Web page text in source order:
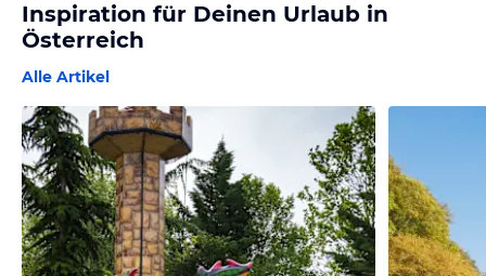
Inspiration für Deinen Urlaub in
Österreich
Alle Artikel